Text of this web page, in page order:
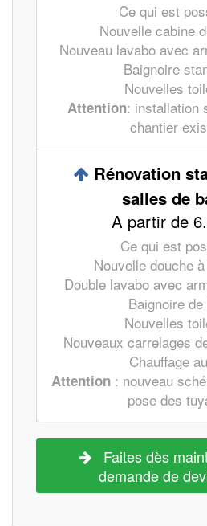
Ce qui est
Nouvelle cabine
Nouveau lavabo avec
Baignoire
Nouvelles
Attention: installation
chantier
Rénovation
salles de
A partir de
Ce qui est
Nouvelle douche
Double lavabo avec
Baignoire de
Nouvelles
Nouveaux carrelages
Chauffage
Attention : nouveau
pose des
Faites dès
demande de